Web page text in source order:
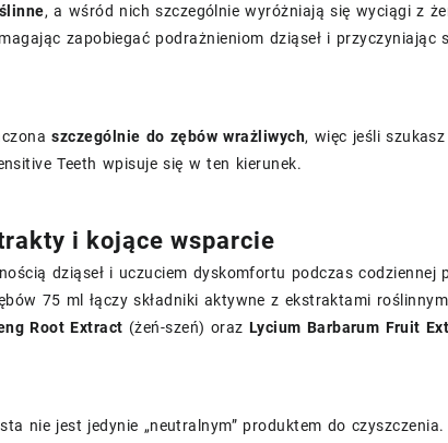
, a wśród nich szczególnie wyróżniają się wyciągi z
zapobiegać podrażnieniom dziąseł i przyczyniając
szczególnie do zębów wrażliwych, więc jeśli
Teeth wpisuje się w ten kierunek.
i kojące wsparcie
dziąseł i uczuciem dyskomfortu podczas codziennej
75 ml łączy składniki aktywne z ekstraktami
Root Extract (żeń-szeń) oraz Lycium Barbarum Fruit
nie jest jedynie „neutralnym” produktem do